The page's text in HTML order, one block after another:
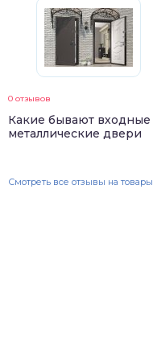
0 отзывов
Какие бывают входные
металлические двери
Смотреть все отзывы на товары